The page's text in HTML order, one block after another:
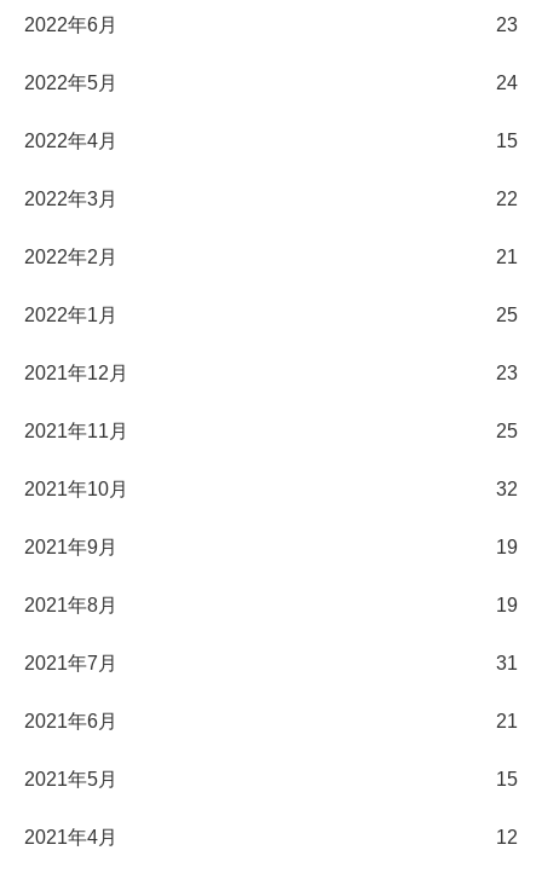
2022年6月 23
2022年5月 24
2022年4月 15
2022年3月 22
2022年2月 21
2022年1月 25
2021年12月 23
2021年11月 25
2021年10月 32
2021年9月 19
2021年8月 19
2021年7月 31
2021年6月 21
2021年5月 15
2021年4月 12